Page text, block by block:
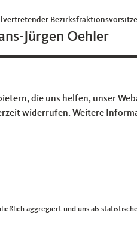
Jürgen Oehler
die uns helfen, unser
widerrufen. Weitere
aggregiert und uns als